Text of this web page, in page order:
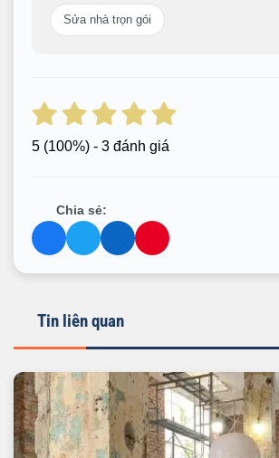
Sửa nhà trọn gói
5 (100%) - 3 đánh giá
Chia sẻ:
Tin liên quan